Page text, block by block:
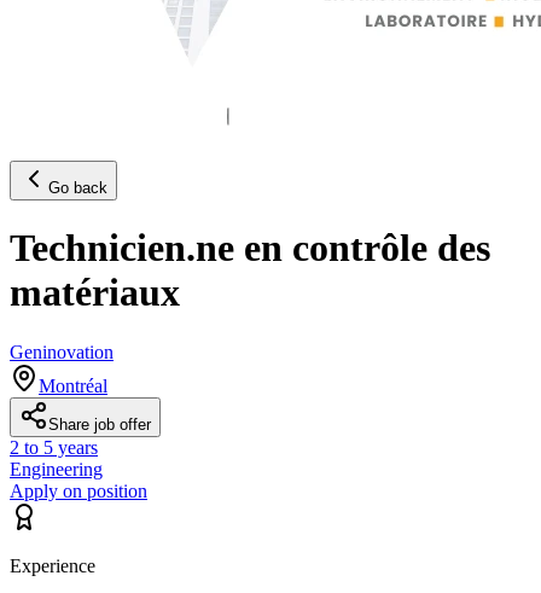
Go back
Technicien.ne en contrôle des
matériaux
Geninovation
Montréal
Share job offer
2 to 5 years
Engineering
Apply on position
Experience